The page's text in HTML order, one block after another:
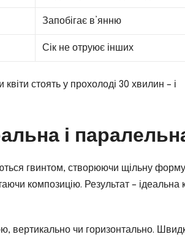
Запобігає в’янню
Сік не отруює інших
стоять у прохолоді 30 хвилин – і
і
гвинтом, створюючи щільну
композицію. Результат – ідеальна
вертикально чи горизонтально.